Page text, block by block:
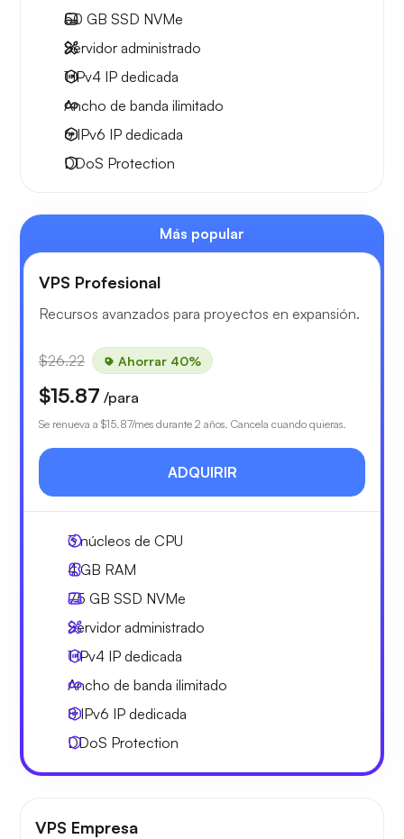
50 GB SSD NVMe
Servidor administrado
1 IPv4 IP dedicada
Ancho de banda ilimitado
6 IPv6 IP dedicada
DDoS Protection
Más popular
VPS Profesional
Recursos avanzados para proyectos en expansión.
$26.22 Ahorrar 40%
$15.87 /para
Se renueva a $15.87/mes durante 2 años. Cancela cuando quieras.
ADQUIRIR
3núcleos de CPU
4 GB RAM
75 GB SSD NVMe
Servidor administrado
1 IPv4 IP dedicada
Ancho de banda ilimitado
8 IPv6 IP dedicada
DDoS Protection
VPS Empresa